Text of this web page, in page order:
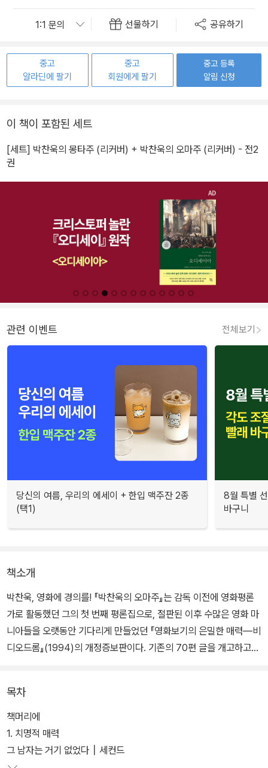
선물하기 공유하기
중고
알라딘에 팔기
중고
회원에게 팔기
중고 등록
알림 신청
이 책이 포함된 세트
[세트] 박찬욱의 몽타주 (리커버) + 박찬욱의 오마주 (리커버) - 전2
권
관련 이벤트 전체보기
당신의 여름, 우리의 에세이 + 한입 맥주잔 2종
(택1)
8월 특별
바구니
책소개
박찬욱, 영화에 경의를! 『박찬욱의 오마주』는 감독 이전에 영화평론
가로 활동했던 그의 첫 번째 평론집으로, 절판된 이후 수많은 영화 마
니아들을 오랫동안 기다리게 만들었던 『영화보기의 은밀한 매력―비
디오드롬』(1994)의 개정증보판이다. 기존의 70편 글을 개고하고
『영화보기의 은밀한 매력―비디오드롬』이 B무비 마니아로서의 독특
한 취향을 대중적으로 선보이는 성격이 강했다면 개정증보판 『박찬
욱의 오마주』는 좀더 다양한 영화를 소개하면서 한층 깊은 영화세계
로 독자를 안내하고 있다. 국내 미개봉작을 비롯해서 본국에서도 외
면당한 ‘저주받은 걸작’, 새롭게 해석된 ‘컬트영화’ 등도 다루고 있는
목차
책머리에
1. 치명적 매력
그 남자는 거기 없었다┃세컨드